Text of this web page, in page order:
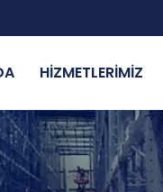
HİZMETLERİMİZ